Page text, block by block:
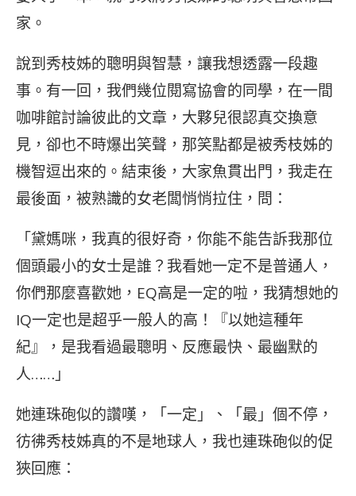
家。
說到秀枝姊的聰明與智慧，讓我想透露一段趣
事。有一回，我們幾位閱寫協會的同學，在一間
咖啡館討論彼此的文章，大夥兒很認真交換意
見，卻也不時爆出笑聲，那笑點都是被秀枝姊的
機智逗出來的。結束後，大家魚貫出門，我走在
最後面，被熟識的女老闆悄悄拉住，問：
「黛媽咪，我真的很好奇，你能不能告訴我那位
個頭最小的女士是誰？我看她一定不是普通人，
你們那麼喜歡她，EQ高是一定的啦，我猜想她的
IQ一定也是超乎一般人的高！『以她這種年
紀』，是我看過最聰明、反應最快、最幽默的
人……」
她連珠砲似的讚嘆，「一定」、「最」個不停，
彷彿秀枝姊真的不是地球人，我也連珠砲似的促
狹回應：